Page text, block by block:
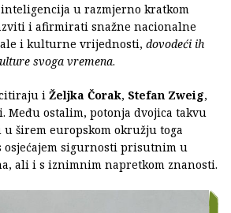
inteligencija u razmjerno kratkom
i afirmirati snažne nacionalne
i kulturne vrijednosti, dovodeći ih
svoga vremena.
i Željka Čorak, Stefan Zweig,
Među ostalim, potonja dvojica takvu
širem europskom okružju toga
osjećajem sigurnosti prisutnim u
ali i s iznimnim napretkom znanosti.